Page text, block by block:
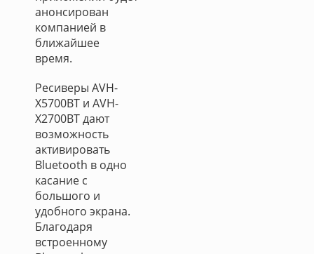
анонсирован
компанией в
ближайшее
время.
Ресиверы AVH-
X5700BT и AVH-
X2700BT дают
возможность
активировать
Bluetooth в одно
касание с
большого и
удобного экрана.
Благодаря
встроенному